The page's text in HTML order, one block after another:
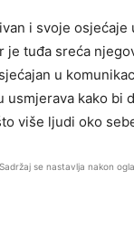
i svoje osjećaje
je tuđa sreća
u
usmjerava kako bi
više ljudi oko
Sadržaj se nastavlja nakon